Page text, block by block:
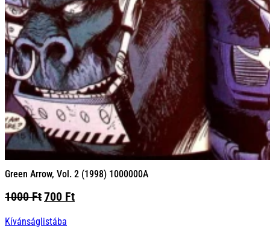
Green Arrow, Vol. 2 (1998) 1000000A
1000FtOriginal
was:
700 FtCurrent
Kívánságlistába